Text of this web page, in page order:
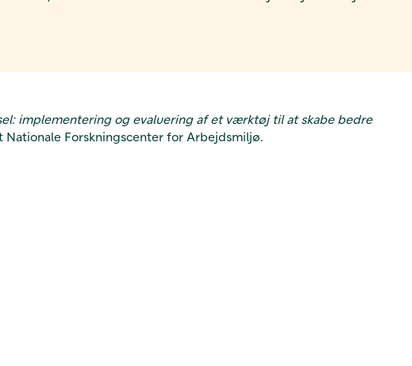
implementering og evaluering af et værktøj til at skabe bedre
Forskningscenter for Arbejdsmiljø.